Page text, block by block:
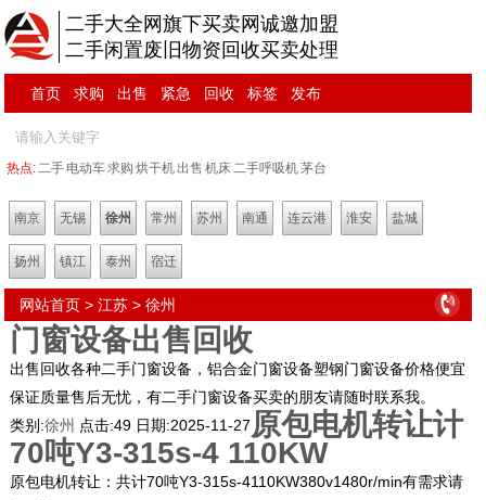
二手大全网旗下买卖网诚邀加盟
二手闲置废旧物资回收买卖处理
首页 求购 出售 紧急 回收 标签 发布
热点:二手 电动车求购 烘干机出售 机床二手呼吸机茅台
南京 无锡 徐州 常州 苏州 南通 连云港 淮安 盐城
扬州 镇江 泰州 宿迁
网站首页 >江苏 >徐州
门窗设备出售回收
出售回收各种二手门窗设备，铝合金门窗设备塑钢门窗设备价格便宜
保证质量售后无忧，有二手门窗设备买卖的朋友请随时联系我。
类别:徐州 点击:49 日期:2025-11-27 原包电机转让计
70吨Y3-315s-4 110KW
原包电机转让：共计70吨Y3-315s-4110KW380v1480r/min有需求请